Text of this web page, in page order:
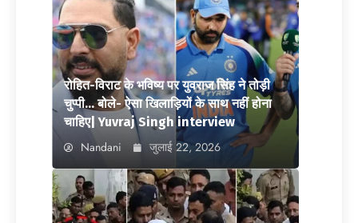
रोहित-विराट के भविष्य पर युवराज सिंह ने तोड़ी
चुप्पी… बोले- ऐसा खिलाड़ियों के साथ नहीं होना
चाहिए| Yuvraj Singh interview
Nandani जुलाई 22, 2026